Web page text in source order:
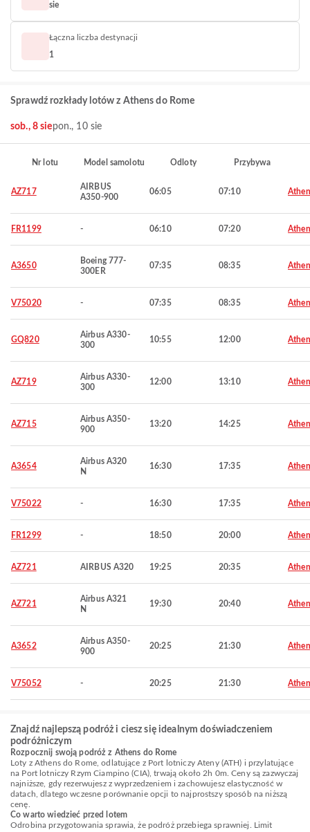
sie
Łączna liczba destynacji
1
Sprawdź rozkłady lotów z Athens do Rome
sob., 8 siepon., 10 sie
Nr lotu Model samolotu Odloty Przybywa
AZ717
AIRBUS
A350-900
06:05 07:10
FR1199 - 06:10 07:20
A3650
Boeing 777-
300ER
07:35 08:35
V75020 - 07:35 08:35
GQ820
Airbus A330-
300
10:55 12:00
AZ719
Airbus A330-
300
12:00 13:10
AZ715
Airbus A350-
900
13:20 14:25
A3654
Airbus A320
N
16:30 17:35
V75022 - 16:30 17:35
FR1299 - 18:50 20:00
AZ721 AIRBUS A320 19:25 20:35
AZ721
Airbus A321
N
19:30 20:40
A3652
Airbus A350-
900
20:25 21:30
V75052 - 20:25 21:30
Znajdź najlepszą podróż i ciesz się idealnym doświadczeniem
podróżniczym
Rozpocznij swoją podróż z Athens do Rome
Loty z Athens do Rome, odlatujące z Port lotniczy Ateny (ATH) i przylatujące
na Port lotniczy Rzym Ciampino (CIA), trwają około 2h 0m. Ceny są zazwyczaj
najniższe, gdy rezerwujesz z wyprzedzeniem i zachowujesz elastyczność w
datach, dlatego wczesne porównanie opcji to najprostszy sposób na niższą
cenę.
Co warto wiedzieć przed lotem
Odrobina przygotowania sprawia, że podróż przebiega sprawniej. Limit